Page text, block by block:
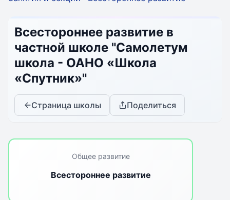
Всестороннее развитие в
частной школе "Самолетум
школа - ОАНО «Школа
«Спутник»"
Страница школы Поделиться
Общее развитие
Всестороннее развитие